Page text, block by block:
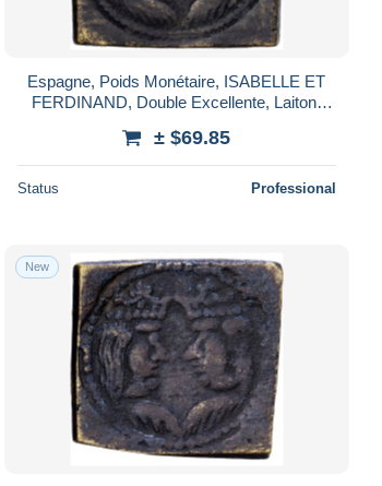
Espagne, Poids Monétaire, ISABELLE ET
FERDINAND, Double Excellente, Laiton,
± $69.85
Status Professional
New